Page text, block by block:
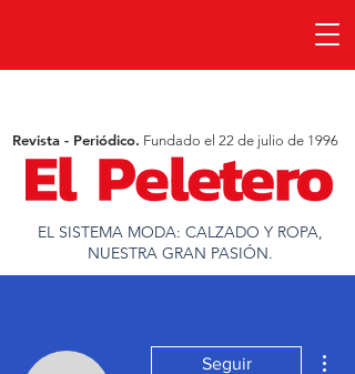
EL SISTEMA MODA: CALZADO Y ROPA,
NUESTRA GRAN PASIÓN.
Revista - Periódico. Fundado el 22 de julio de 1996
Seguir